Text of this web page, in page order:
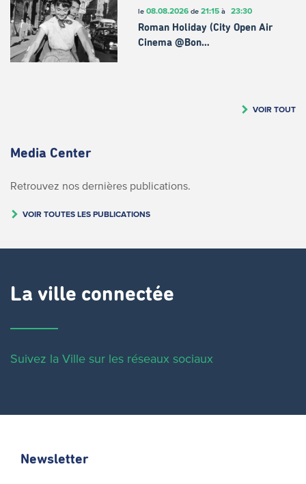
le 08.08.2026de 21:15à 23:30
Roman Holiday (City Open Air
Cinema @Bon…
VOIR TOUT
Media Center
Retrouvez nos dernières publications.
VOIR TOUTES LES PUBLICATIONS
La ville connectée
Suivez la Ville sur les réseaux sociaux
Newsletter